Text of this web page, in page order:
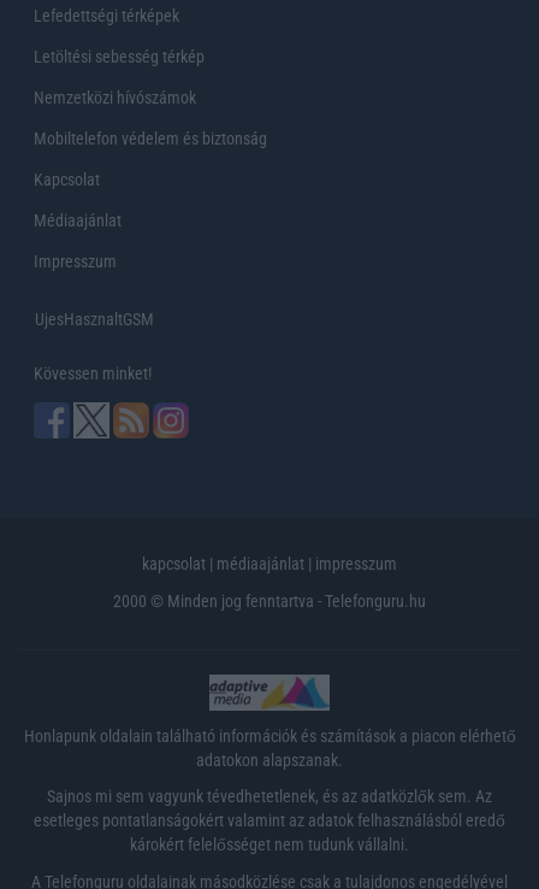
Lefedettségi térképek
Letöltési sebesség térkép
Nemzetközi hívószámok
Mobiltelefon védelem és biztonság
Kapcsolat
Médiaajánlat
Impresszum
UjesHasznaltGSM
Kövessen minket!
kapcsolat | médiaajánlat | impresszum
2000 © Minden jog fenntartva - Telefonguru.hu
Honlapunk oldalain található információk és számítások a piacon elérhető
adatokon alapszanak.
Sajnos mi sem vagyunk tévedhetetlenek, és az adatközlők sem. Az
esetleges pontatlanságokért valamint az adatok felhasználásból eredő
károkért felelősséget nem tudunk vállalni.
A Telefonguru oldalainak másodközlése csak a tulajdonos engedélyével